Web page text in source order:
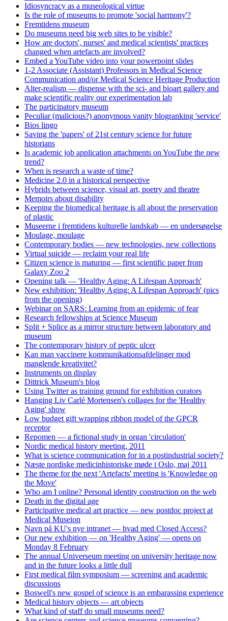
Idiosyncracy as a museological virtue
Is the role of museums to promote 'social harmony'?
Fremtidens museum
Do museums need big web sites to be visible?
How are doctors', nurses' and medical scientists' practices
changed when artefacts are involved?
Embed a YouTube video into your powerpoint slides
1-2 Associate (Assistant) Professors in Medical Science
Communication and/or Medical Science Heritage Production
Alter-realism — dispense with the sci- and bioart gallery and
make scientific reality our experimentation lab
The participatory museum
Peculiar (malicious?) anonymous vanity blogranking 'service'
Bios lingo
Saving the 'papers' of 21st century science for future
historians
Is academic job application attachments on YouTube the new
trend?
When is research a waste of time?
Medicine 2.0 in a historical perspective
Hybrids between science, visual art, poetry and theatre
Memoirs about disability
Keeping the biomedical heritage is all about the preservation
of plastic
Museerne i fremtidens kulturelle landskab — en undersøgelse
Moulage, moulage
Contemporary bodies — new technologies, new collections
Virtual suicide — reclaim your real life
Citizen science is maturing — first scientific paper from
Galaxy Zoo 2
Opening talk — 'Healthy Aging: A Lifespan Approach'
New exhibition: 'Healthy Aging: A Lifespan Approach' (pics
from the opening)
Webinar on SARS: Learning from an epidemic of fear
Research fellowships at Science Museum
Split + Splice as a mirror structure between laboratory and
museum
The contemporary history of peptic ulcer
Kan man vaccinere kommunikationsafdelinger mod
manglende kreativitet?
Instruments on display
Dittrick Museum's blog
Using Twitter as training ground for exhibition curators
Hanging Liv Carlé Mortensen's collages for the 'Healthy
Aging' show
Low budget gift wrapping ribbon model of the GPCR
receptor
Repomen — a fictional study in organ 'circulation'
Nordic medical history meeting, 2011
What is science communication for in a postindustrial society?
Næste nordiske medicinhistoriske møde i Oslo, maj 2011
The theme for the next 'Artefacts' meeting is 'Knowledge on
the Move'
Who am I online? Personal identity construction on the web
Death in the digital age
Participative medical art practice — new postdoc project at
Medical Museion
Navn på KU's nye intranet — hvad med Closed Access?
Our new exhibition — on 'Healthy Aging' — opens on
Monday 8 February
The annual Universeum meeting on university heritage now
and in the future looks a little dull
First medical film symposium — screening and academic
discussions
Boswell's new gospel of science is an embarassing experience
Medical history objects — art objects
What kind of staff do small museums need?